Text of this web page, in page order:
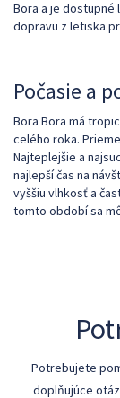
Bora a je dostupné
dopravu z letiska
Počasie a
Bora Bora má
celého roka.
Najteplejšie a
najlepší čas na
vyššiu vlhkosť a
tomto období sa
Potrebujete
doplňujúce